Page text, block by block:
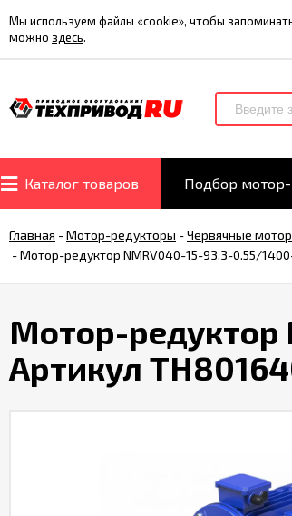
Мы используем файлы «cookie», чтобы
можно здесь.
Каталог товаров Подбор
Главная -Мотор-редукторы -Червячные
-Мотор-редуктор NMRV040-15-93.3-0.55/
Мотор-редуктор
Артикул